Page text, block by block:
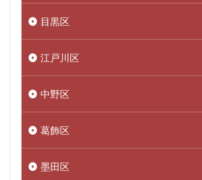
目黒区
江戸川区
中野区
葛飾区
墨田区